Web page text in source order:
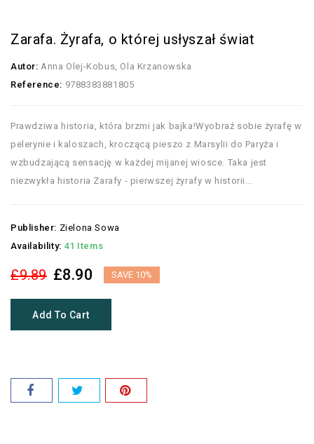
Zarafa. Żyrafa, o której usłyszał świat
Autor: Anna Olej-Kobus, Ola Krzanowska
Reference: 9788383881805
Prawdziwa historia, która brzmi jak bajka!Wyobraź sobie żyrafę w
pelerynie i kaloszach, kroczącą pieszo z Marsylii do Paryża i
wzbudzającą sensację w każdej mijanej wiosce. Taka jest
niezwykła historia Zarafy - pierwszej żyrafy w historii...
Publisher: Zielona Sowa
Availability: 41 Items
£9.89 £8.90 SAVE 10%
Add To Cart